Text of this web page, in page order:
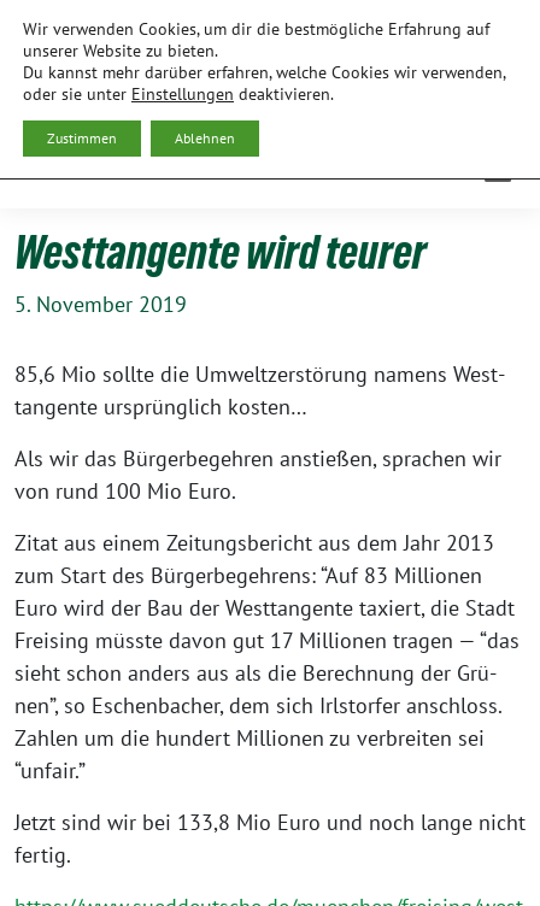
zum
Inhalt
BÜNDNIS 90/DIE GRÜNEN
ORTSVERBAND FREISING
Westtangente wird teurer
5. November 2019
85,6 Mio soll­te die Umwelt­zer­stö­rung namens West­
tan­gen­te ursprüng­lich kosten…
Als wir das Bür­ger­be­geh­ren anstie­ßen, spra­chen wir
von rund 100 Mio Euro.
Zitat aus einem Zei­tungs­be­richt aus dem Jahr 2013
zum Start des Bür­ger­be­geh­rens: “Auf 83 Mil­lio­nen
Euro wird der Bau der West­tan­gen­te taxiert, die Stadt
Frei­sing müss­te davon gut 17 Mil­lio­nen tra­gen — “das
sieht schon anders aus als die Berech­nung der Grü­
nen”, so Eschen­ba­cher, dem sich Irls­tor­fer anschloss.
Zah­len um die hun­dert Mil­lio­nen zu ver­brei­ten sei
“unfair.”
Jetzt sind wir bei 133,8 Mio Euro und noch lan­ge nicht
fertig.
Wir verwenden Cookies, um dir die bestmögliche Erfahrung auf
unserer Website zu bieten.
Du kannst mehr darüber erfahren, welche Cookies wir verwenden,
oder sie unter Einstellungen deaktivieren.
Zustimmen Ablehnen